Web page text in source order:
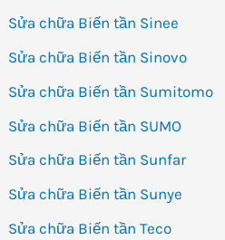
Sửa chữa Biến tần Sinee
Sửa chữa Biến tần Sinovo
Sửa chữa Biến tần Sumitomo
Sửa chữa Biến tần SUMO
Sửa chữa Biến tần Sunfar
Sửa chữa Biến tần Sunye
Sửa chữa Biến tần Teco